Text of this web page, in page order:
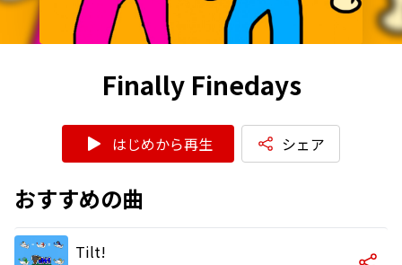
Finally Finedays
はじめから再生 シェア
おすすめの曲
Tilt!